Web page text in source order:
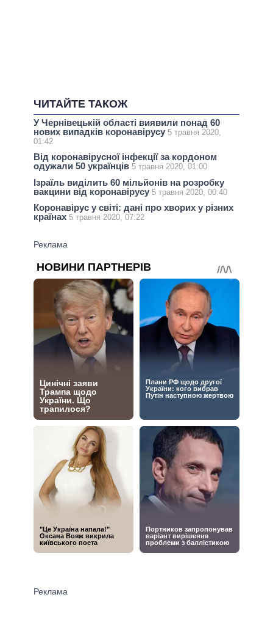
ЧИТАЙТЕ ТАКОЖ
У Чернівецькій області виявили понад 60
нових випадків коронавірусу 5 травня 2020,
01:42
Від коронавірусної інфекції за кордоном
одужали 50 українців 5 травня 2020, 01:00
Ізраїль виділить 60 мільйонів на розробку
вакцини від коронавірусу 5 травня 2020, 00:40
Коронавірус у світі: дані про хворих у різних
країнах 5 травня 2020, 07:22